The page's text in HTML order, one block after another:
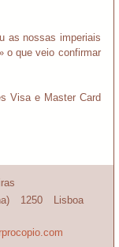
as nossas imperiais
o que veio confirmar
Visa e Master Card
1250
Lisboa